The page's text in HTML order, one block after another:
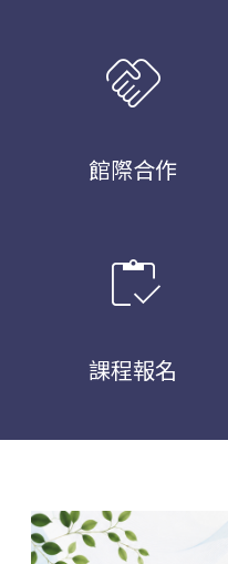
handshake
館際合作
inventory
課程報名